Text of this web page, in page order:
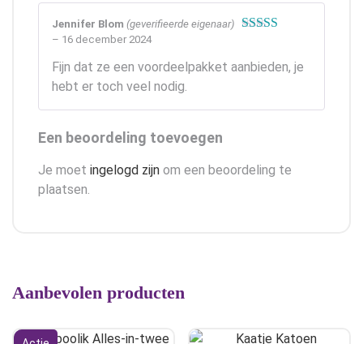
Jennifer Blom (geverifieerde eigenaar)
– 16 december 2024
Fijn dat ze een voordeelpakket aanbieden, je
hebt er toch veel nodig.
Een beoordeling toevoegen
Je moet ingelogd zijn om een beoordeling te
plaatsen.
Aanbevolen producten